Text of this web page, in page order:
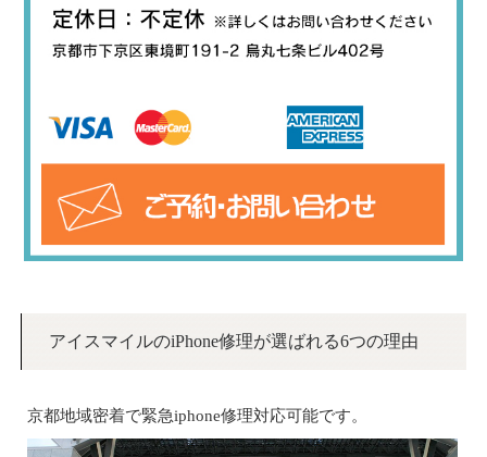
アイスマイルのiPhone修理が選ばれる6つの理由
京都地域密着で緊急iphone修理対応可能です。